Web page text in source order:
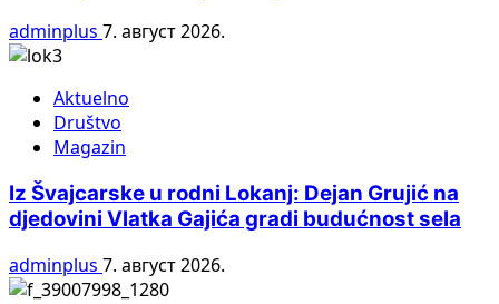
adminplus 7. август 2026.
Aktuelno
Društvo
Magazin
Iz Švajcarske u rodni Lokanj: Dejan Grujić na
djedovini Vlatka Gajića gradi budućnost sela
adminplus 7. август 2026.